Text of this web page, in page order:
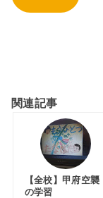
関連記事
【全校】甲府空襲
の学習